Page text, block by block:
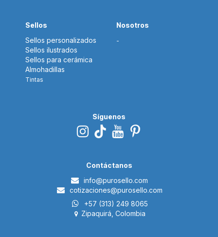
Sellos
Sellos personalizados
Sellos ilustrados
Sellos para cerámica
Almohadillas
Tintas
Nosotros
-
Síguenos
Contáctanos
i​nfo@purosello.com
cotizaciones@purosello.com
+57 (313) 249 8065
Zipaquirá, Colombia